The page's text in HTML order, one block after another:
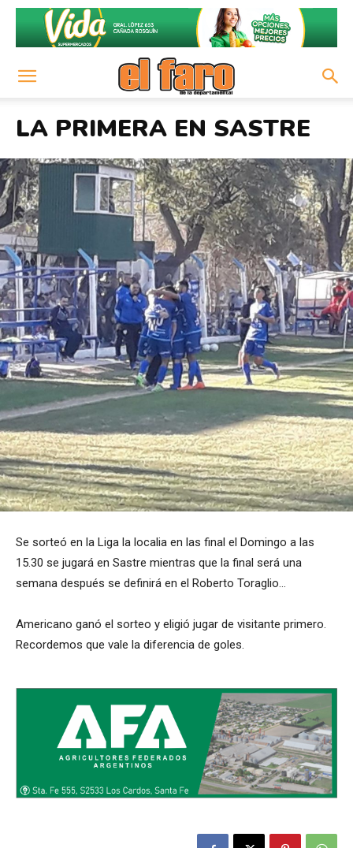
LA PRIMERA EN SASTRE
Se sorteó en la Liga la localia en las final el Domingo a las
15.30 se jugará en Sastre mientras que la final será una
semana después se definirá en el Roberto Toraglio…
Americano ganó el sorteo y eligió jugar de visitante primero.
Recordemos que vale la diferencia de goles.